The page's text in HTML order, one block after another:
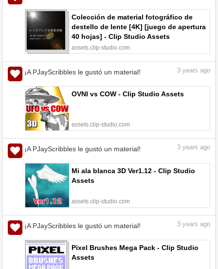
Colección de material fotográfico de
destello de lente [4K] [juego de apertura
40 hojas] - Clip Studio Assets
assets.clip-studio.com
¡A PJayScribbles le gustó un material! 3 years ago
OVNI vs COW - Clip Studio Assets
assets.clip-studio.com
¡A PJayScribbles le gustó un material! 3 years ago
Mi ala blanca 3D Ver1.12 - Clip Studio
Assets
assets.clip-studio.com
¡A PJayScribbles le gustó un material! 3 years ago
Pixel Brushes Mega Pack - Clip Studio
Assets